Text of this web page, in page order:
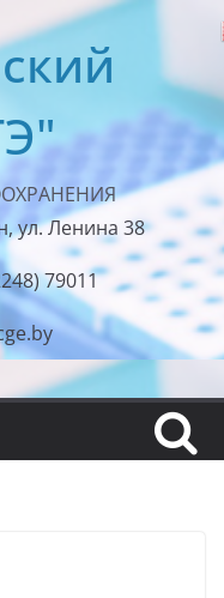
ул. Ленина 38
79011